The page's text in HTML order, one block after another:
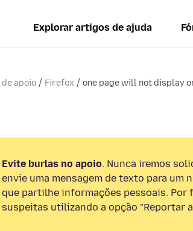
Explorar artigos de ajuda
de apoio Firefox one page will not display
Evite burlas no apoio. Nunca iremos
envie uma mensagem de texto para um
que partilhe informações pessoais. Por
suspeitas utilizando a opção "Reportar